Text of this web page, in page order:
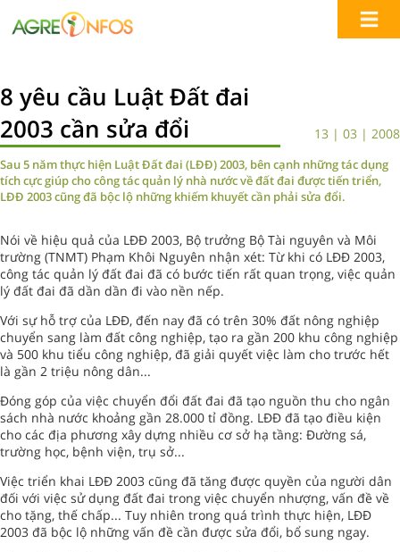
8 yêu cầu Luật Đất đai
2003 cần sửa đổi
13 | 03 | 2008
Sau 5 năm thực hiện Luật Đất đai (LĐĐ) 2003, bên cạnh những tác dụng
tích cực giúp cho công tác quản lý nhà nước về đất đai được tiến triển,
LĐĐ 2003 cũng đã bộc lộ những khiếm khuyết cần phải sửa đổi.
Nói về hiệu quả của LĐĐ 2003, Bộ trưởng Bộ Tài nguyên và Môi
trường (TNMT) Phạm Khôi Nguyên nhận xét: Từ khi có LĐĐ 2003,
công tác quản lý đất đai đã có bước tiến rất quan trọng, việc quản
lý đất đai đã dần dần đi vào nền nếp.
Với sự hỗ trợ của LĐĐ, đến nay đã có trên 30% đất nông nghiệp
chuyển sang làm đất công nghiệp, tạo ra gần 200 khu công nghiệp
và 500 khu tiểu công nghiệp, đã giải quyết việc làm cho trước hết
là gần 2 triệu nông dân...
Đóng góp của việc chuyển đổi đất đai đã tạo nguồn thu cho ngân
sách nhà nước khoảng gần 28.000 tỉ đồng. LĐĐ đã tạo điều kiện
cho các địa phương xây dựng nhiều cơ sở hạ tầng: Đường sá,
trường học, bệnh viện, trụ sở...
Việc triển khai LĐĐ 2003 cũng đã tăng được quyền của người dân
đối với việc sử dụng đất đai trong việc chuyển nhượng, vấn đề về
cho tặng, thế chấp... Tuy nhiên trong quá trình thực hiện, LĐĐ
2003 đã bộc lộ những vấn đề cần được sửa đổi, bổ sung ngay.